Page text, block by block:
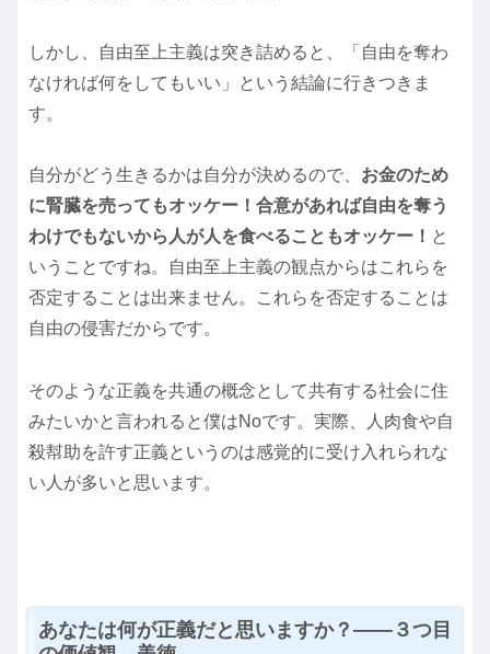
しかし、自由至上主義は突き詰めると、「自由を奪わ
なければ何をしてもいい」という結論に行きつきま
す。
自分がどう生きるかは自分が決めるので、 お金のため
に腎臓を売ってもオッケー！合意があれば自由を奪う
わけでもないから人が人を食べることもオッケー！ と
いうことですね。自由至上主義の観点からはこれらを
否定することは出来ません。これらを否定することは
自由の侵害だからです。
そのような正義を共通の概念として共有する社会に住
みたいかと言われると僕はNoです。実際、人肉食や自
殺幇助を許す正義というのは感覚的に受け入れられな
い人が多いと思います。
あなたは何が正義だと思いますか？――３つ目